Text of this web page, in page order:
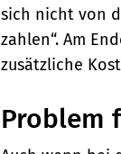
sich nicht von
zahlen“. Am
zusätzliche
Problem